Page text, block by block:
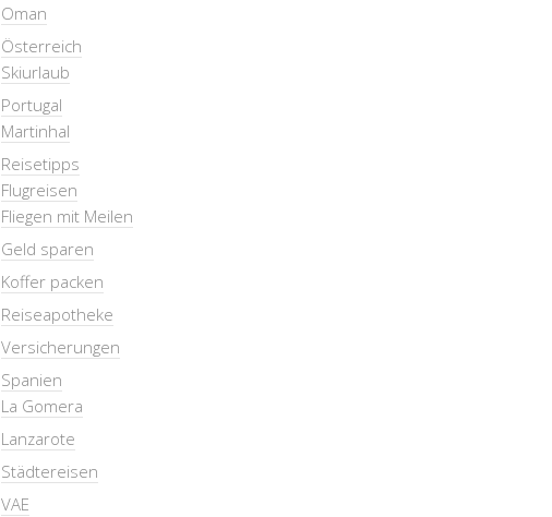
Oman
Österreich
Skiurlaub
Portugal
Martinhal
Reisetipps
Flugreisen
Fliegen mit Meilen
Geld sparen
Koffer packen
Reiseapotheke
Versicherungen
Spanien
La Gomera
Lanzarote
Städtereisen
VAE